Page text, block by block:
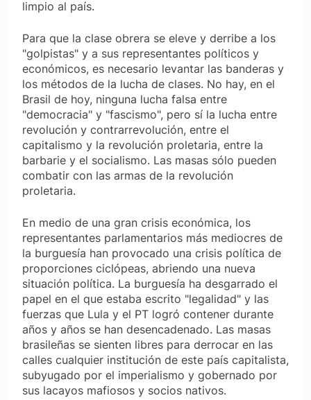
limpio al país.
Para que la clase obrera se eleve y derribe a los
"golpistas" y a sus representantes políticos y
económicos, es necesario levantar las banderas y
los métodos de la lucha de clases. No hay, en el
Brasil de hoy, ninguna lucha falsa entre
"democracia" y "fascismo", pero sí la lucha entre
revolución y contrarrevolución, entre el
capitalismo y la revolución proletaria, entre la
barbarie y el socialismo. Las masas sólo pueden
combatir con las armas de la revolución
proletaria.
En medio de una gran crisis económica, los
representantes parlamentarios más mediocres de
la burguesía han provocado una crisis política de
proporciones ciclópeas, abriendo una nueva
situación política. La burguesía ha desgarrado el
papel en el que estaba escrito "legalidad" y las
fuerzas que Lula y el PT logró contener durante
años y años se han desencadenado. Las masas
brasileñas se sienten libres para derrocar en las
calles cualquier institución de este país capitalista,
subyugado por el imperialismo y gobernado por
sus lacayos mafiosos y socios nativos.